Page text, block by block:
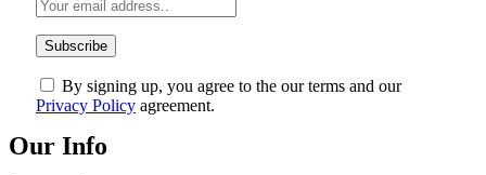
By signing up, you agree to the our terms and our
Privacy Policy agreement.
Our Info